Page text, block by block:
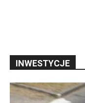
INWESTYCJE